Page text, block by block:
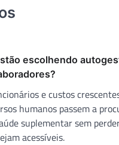
escolhendo
e custos
humanos passem a
suplementar sem
acessíveis.